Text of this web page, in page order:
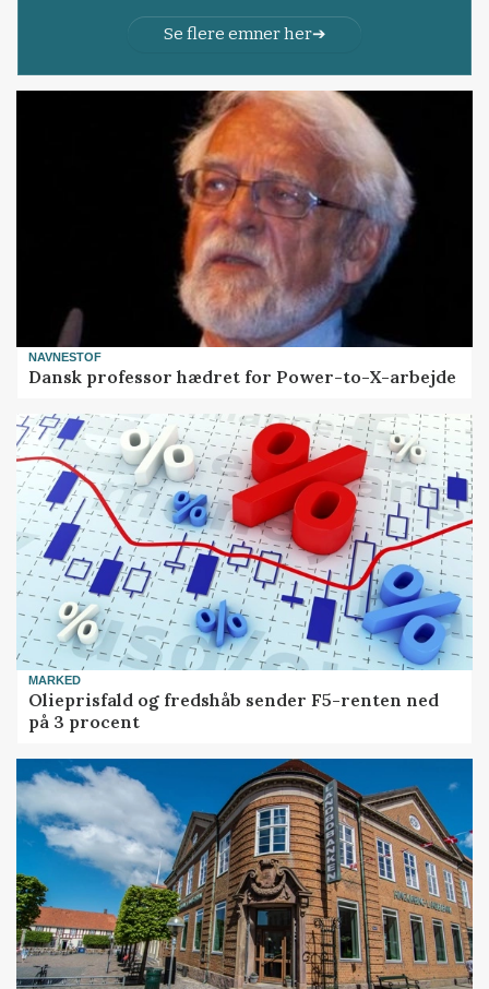
Se flere emner her
NAVNESTOF
Dansk professor hædret for Power-to-X-arbejde
MARKED
Olieprisfald og fredshåb sender F5-renten ned
på 3 procent